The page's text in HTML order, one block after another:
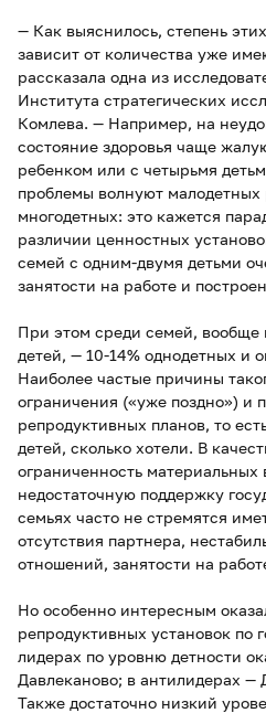
— Как выяснилось, степень
зависит от количества уже
рассказала одна из
Института стратегических
Комлева. — Например, на
состояние здоровья чаще
ребенком или с четырьмя
проблемы волнуют малодетных
многодетных: это кажется
различии ценностных
семей с одним-двумя детьми
занятости на работе и
При этом среди семей,
детей, — 10-14% однодетных и
Наиболее частые причины
ограничения («уже поздно») и
репродуктивных планов, то
детей, сколько хотели. В
ограниченность материальных
недостаточную поддержку
семьях часто не стремятся
отсутствия партнера,
отношений, занятости на
Но особенно интересным
репродуктивных установок по
лидерах по уровню детности
Давлеканово; в антилидерах
Также достаточно низкий